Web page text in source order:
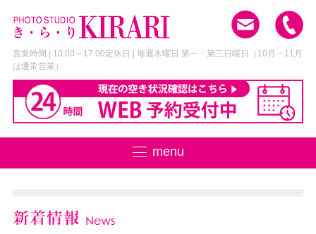
営業時間 | 10:00～17:00定休日 | 毎週木曜日 第一・第三日曜日
（10月・11月
は通常営業）
menu